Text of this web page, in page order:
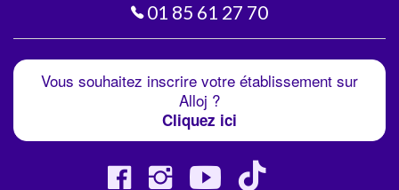
01 85 61 27 70
Vous souhaitez inscrire votre établissement sur
Alloj ?
Cliquez ici